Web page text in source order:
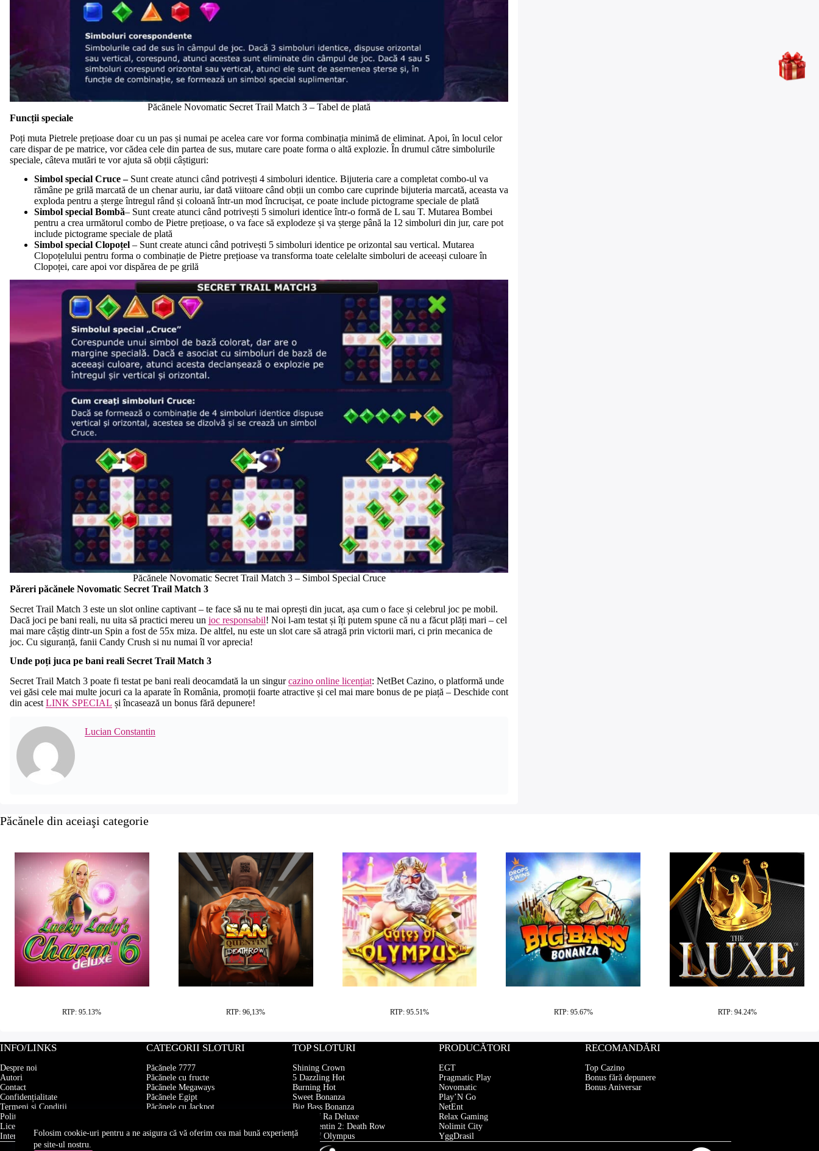
Folosim cookie-uri pentru a ne asigura că vă oferim cea mai bună experiență
pe site-ul nostru.
Păcănele Novomatic Secret Trail Match 3 – Tabel de plată
Funcții speciale
Poți muta Pietrele prețioase doar cu un pas și numai pe acelea care vor forma combinația minimă de eliminat. Apoi, în locul celor
care dispar de pe matrice, vor cădea cele din partea de sus, mutare care poate forma o altă explozie. În drumul către simbolurile
speciale, câteva mutări te vor ajuta să obții câștiguri:
Simbol special Cruce –Sunt create atunci când potrivești 4 simboluri identice. Bijuteria care a completat combo-ul va
rămâne pe grilă marcată de un chenar auriu, iar dată viitoare când obții un combo care cuprinde bijuteria marcată, aceasta va
exploda pentru a șterge întregul rând și coloană într-un mod încrucișat, ce poate include pictograme speciale de plată
Simbol special Bombă– Sunt create atunci când potrivești 5 simoluri identice într-o formă de L sau T. Mutarea Bombei
pentru a crea următorul combo de Pietre prețioase, o va face să explodeze și va șterge până la 12 simboluri din jur, care pot
include pictograme speciale de plată
Simbol special Clopoțel – Sunt create atunci când potrivești 5 simboluri identice pe orizontal sau vertical. Mutarea
Clopoțelului pentru forma o combinație de Pietre prețioase va transforma toate celelalte simboluri de aceeași culoare în
Clopoței, care apoi vor dispărea de pe grilă
Păcănele Novomatic Secret Trail Match 3 – Simbol Special Cruce
Păreri păcănele Novomatic Secret Trail Match 3
Secret Trail Match 3 este un slot online captivant – te face să nu te mai oprești din jucat, așa cum o face și celebrul joc pe mobil.
Dacă joci pe bani reali, nu uita să practici mereu un joc responsabil! Noi l-am testat și îți putem spune că nu a făcut plăți mari – cel
mai mare câștig dintr-un Spin a fost de 55x miza. De altfel, nu este un slot care să atragă prin victorii mari, ci prin mecanica de
joc. Cu siguranță, fanii Candy Crush si nu numai îl vor aprecia!
Unde poți juca pe bani reali Secret Trail Match 3
Secret Trail Match 3 poate fi testat pe bani reali deocamdată la un singurcazino online licențiat: NetBet Cazino, o platformă unde
vei găsi cele mai multe jocuri ca la aparate în România, promoții foarte atractive și cel mai mare bonus de pe piață – Deschide cont
din acest LINK SPECIAL și încasează un bonus fără depunere!
Lucian Constantin
Păcănele din aceiaşi categorie
RTP: 95.13% RTP: 96,13% RTP: 95.51% RTP: 95.67% RTP: 94.24%
INFO/LINKS
Despre noi
Autori
Contact
Confidențialitate
Termeni si Conditii
Politica de cookie-uri
Licența ONJN
Interzis minorilor (18+)
CATEGORII SLOTURI
Păcănele 7777
Păcănele cu fructe
Păcănele Megaways
Păcănele Egipt
Păcănele cu Jackpot
Drops And Wins
TOP SLOTURI
Shining Crown
5 Dazzling Hot
Burning Hot
Sweet Bonanza
Big Bass Bonanza
Book of Ra Deluxe
San Quentin 2: Death Row
Gates of Olympus
PRODUCĂTORI
EGT
Pragmatic Play
Novomatic
Play’N Go
NetEnt
Relax Gaming
Nolimit City
YggDrasil
RECOMANDĂRI
Top Cazino
Bonus fără depunere
Bonus Aniversar